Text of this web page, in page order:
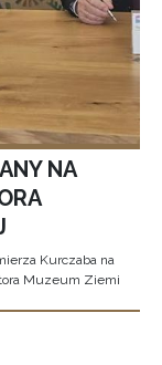
NA
Kurczaba na
Muzeum Ziemi